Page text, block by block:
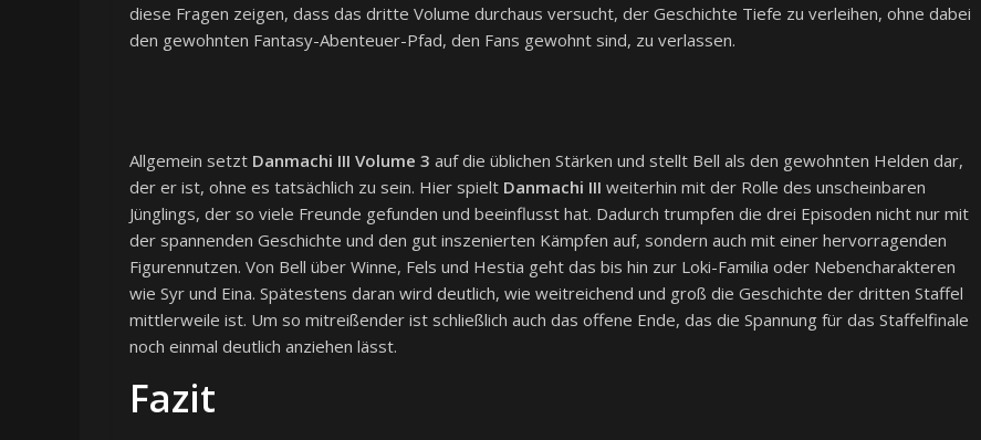
diese Fragen zeigen, dass das dritte Volume durchaus versucht, der Geschichte Tiefe zu verleihen, ohne dabei
den gewohnten Fantasy-Abenteuer-Pfad, den Fans gewohnt sind, zu verlassen.
Allgemein setzt Danmachi III Volume 3 auf die üblichen Stärken und stellt Bell als den gewohnten Helden dar,
der er ist, ohne es tatsächlich zu sein. Hier spielt Danmachi III weiterhin mit der Rolle des unscheinbaren
Jünglings, der so viele Freunde gefunden und beeinflusst hat. Dadurch trumpfen die drei Episoden nicht nur mit
der spannenden Geschichte und den gut inszenierten Kämpfen auf, sondern auch mit einer hervorragenden
Figurennutzen. Von Bell über Winne, Fels und Hestia geht das bis hin zur Loki-Familia oder Nebencharakteren
wie Syr und Eina. Spätestens daran wird deutlich, wie weitreichend und groß die Geschichte der dritten Staffel
mittlerweile ist. Um so mitreißender ist schließlich auch das offene Ende, das die Spannung für das Staffelfinale
noch einmal deutlich anziehen lässt.
Fazit